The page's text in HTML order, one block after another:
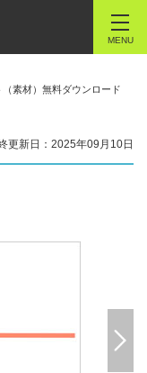
MENU
素材）無料ダウンロード
更新日：2025年09月10日